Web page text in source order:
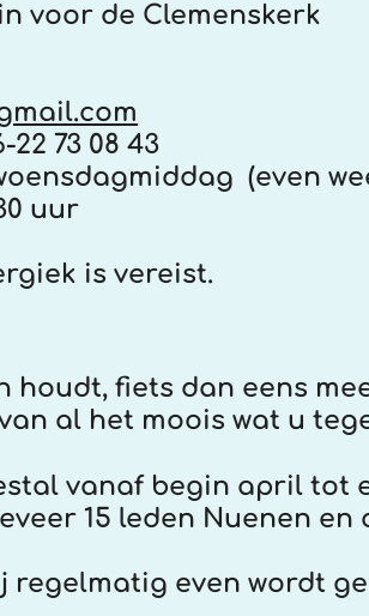
de Clemenskerk
73 08 43
(even
uur
is vereist.
fiets dan eens
al het moois wat u
vanaf begin april tot
15 leden Nuenen en
regelmatig even wordt